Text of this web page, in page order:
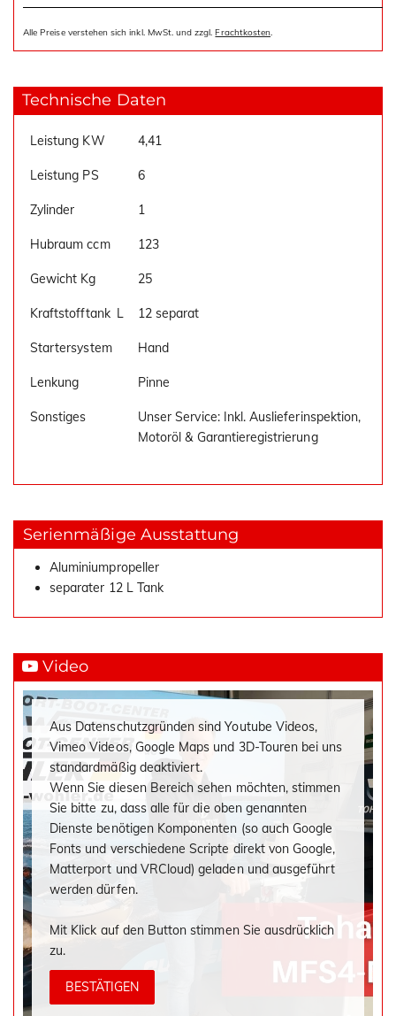
Alle Preise verstehen sich inkl. MwSt. und zzgl.Frachtkosten.
Technische Daten
Leistung KW 4,41
Leistung PS 6
Zylinder 1
Hubraum ccm 123
Gewicht Kg 25
Kraftstofftank_ L 12 separat
Startersystem Hand
Lenkung Pinne
Sonstiges
Unser Service: Inkl. Auslieferinspektion,
Motoröl & Garantieregistrierung
Serienmäßige Ausstattung
Aluminiumpropeller
separater 12 L Tank
Video
Aus Datenschutzgründen sind Youtube Videos,
Vimeo Videos, Google Maps und 3D-Touren bei uns
standardmäßig deaktiviert.
Wenn Sie diesen Bereich sehen möchten, stimmen
Sie bitte zu, dass alle für die oben genannten
Dienste benötigen Komponenten (so auch Google
Fonts und verschiedene Scripte direkt von Google,
Matterport und VRCloud) geladen und ausgeführt
werden dürfen.
Mit Klick auf den Button stimmen Sie ausdrücklich
zu.
BESTÄTIGEN